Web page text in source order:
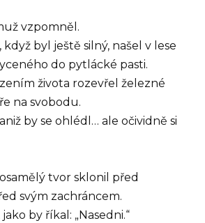
vzpomněl.
byl ještě silný, našel v lese
do pytlácké pasti.
života rozevřel železné
na svobodu.
by se ohlédl… ale očividně si
tvor sklonil před
svým zachráncem.
by říkal: „Nasedni.“